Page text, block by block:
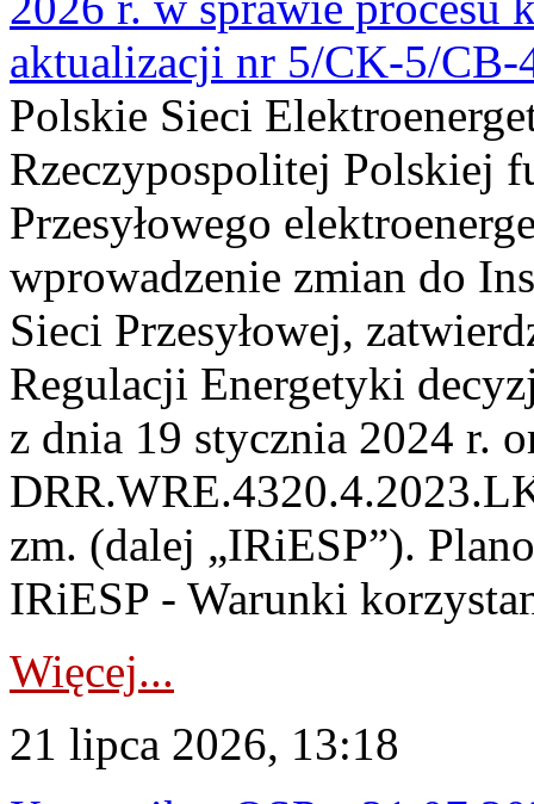
aktualizacji nr 5/CK-5/CB-
Polskie Sieci
Rzeczypospolitej Polskiej
Przesyłowego
wprowadzenie zmian do
Sieci Przesyłowej,
Regulacji Energetyki
z dnia 19 stycznia 2024 r.
zm. (dalej „IRiESP”).
IRiESP - Warunki
Więcej...
21 lipca 2026, 13:18